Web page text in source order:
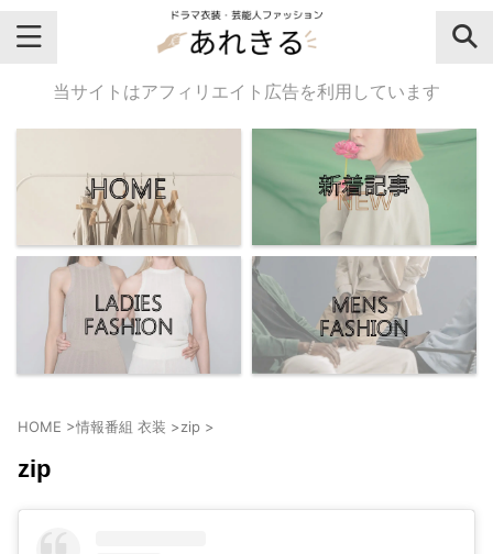
＼芸能人名・ドラマ名で検索♪／
気になるドラマ名や芸能人名でおし
ゃれなドラマ衣装・ファッションを
チェックしてね♪
【よく検索されてる女性芸能人】
・有村架純
・
当サイトはアフィリエイト広告を利用しています
HOME >情報番組 衣装 >zip >
zip